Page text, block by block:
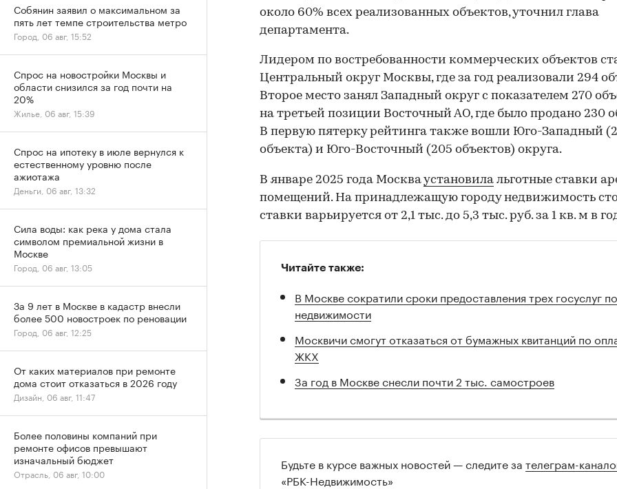
около 60% всех реализованных объектов, уточнил глава
департамента.
Лидером по востребованности коммерческих объектов
Центральный округ Москвы, где за год реализовали 294
Второе место занял Западный округ с показателем 270
на третьей позиции Восточный АО, где было продано 230
В первую пятерку рейтинга также вошли Юго-Западный
объекта) и Юго-Восточный (205 объектов) округа.
В январе 2025 года Москваустановила льготные ставки
помещений. На принадлежащую городу недвижимость
ставки варьируется от 2,1 тыс. до 5,3 тыс. руб. за 1 кв. м в
Читайте также:
В Москве сократили сроки предоставления трех госуслуг по
недвижимости
Москвичи смогут отказаться от бумажных квитанций по
ЖКХ
За год в Москве снесли почти 2 тыс. самостроев
Будьте в курсе важных новостей — следите за телеграм-
«РБК-Недвижимость»
Собянин заявил о максимальном за
пять лет темпе строительства метро
Город, 06 авг, 15:52
Спрос на новостройки Москвы и
области снизился за год почти на
20%
Жилье, 06 авг, 15:39
Спрос на ипотеку в июле вернулся к
естественному уровню после
ажиотажа
Деньги, 06 авг, 13:32
Сила воды: как река у дома стала
символом премиальной жизни в
Москве
Город, 06 авг, 13:05
За 9 лет в Москве в кадастр внесли
более 500 новостроек по реновации
Город, 06 авг, 12:25
От каких материалов при ремонте
дома стоит отказаться в 2026 году
Дизайн, 06 авг, 11:47
Более половины компаний при
ремонте офисов превышают
изначальный бюджет
Отрасль, 06 авг, 10:00